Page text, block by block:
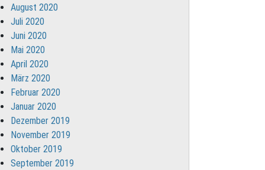
August 2020
Juli 2020
Juni 2020
Mai 2020
April 2020
März 2020
Februar 2020
Januar 2020
Dezember 2019
November 2019
Oktober 2019
September 2019